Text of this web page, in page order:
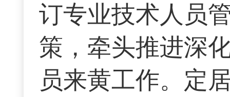
订专业技术人员
策，牵头推进深
员来黄工作。定